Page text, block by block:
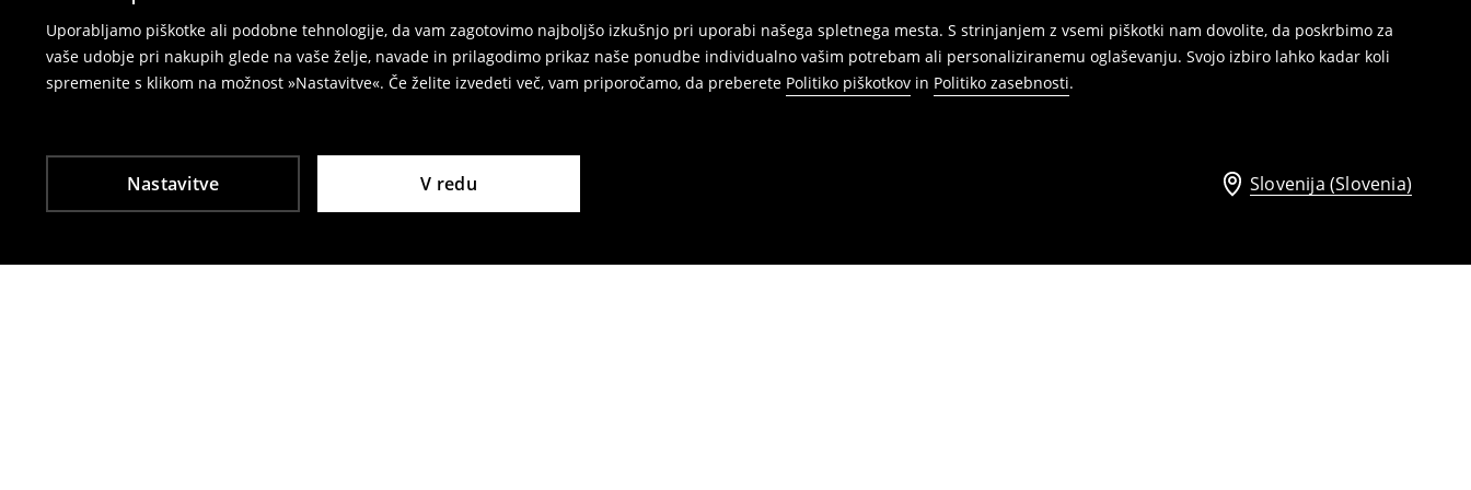
Uporabljamo piškotke ali podobne tehnologije, da vam zagotovimo najboljšo izkušnjo pri uporabi našega spletnega mesta. S strinjanjem z vsemi piškotki nam dovolite, da poskrbimo za
vaše udobje pri nakupih glede na vaše želje, navade in prilagodimo prikaz naše ponudbe individualno vašim potrebam ali personaliziranemu oglaševanju. Svojo izbiro lahko kadar koli
spremenite s klikom na možnost »Nastavitve«. Če želite izvedeti več, vam priporočamo, da preberete Politiko piškotkov in Politiko zasebnosti.
Nastavitve V redu Slovenija (Slovenia)